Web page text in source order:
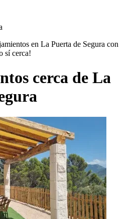
en La Puerta de Segura con
sí cerca!
cerca de La